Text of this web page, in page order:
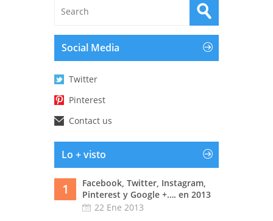
Social Media
Twitter
Pinterest
Contact us
Lo + visto
1
Facebook, Twitter, Instagram,
Pinterest y Google +…. en 2013
22 Ene 2013